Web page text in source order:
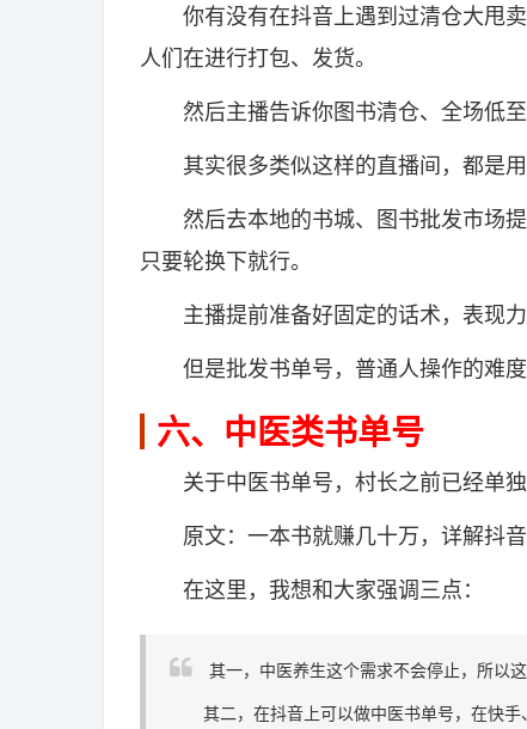
你有没有在抖音上遇到过清仓大甩卖
人们在进行打包、发货。
然后主播告诉你图书清仓、全场低至
其实很多类似这样的直播间，都是用
然后去本地的书城、图书批发市场提
只要轮换下就行。
主播提前准备好固定的话术，表现力
但是批发书单号，普通人操作的难度
六、中医类书单号
关于中医书单号，村长之前已经单独
原文：一本书就赚几十万，详解抖音
在这里，我想和大家强调三点：
其一，中医养生这个需求不会停止，所以
其二，在抖音上可以做中医书单号，在快手